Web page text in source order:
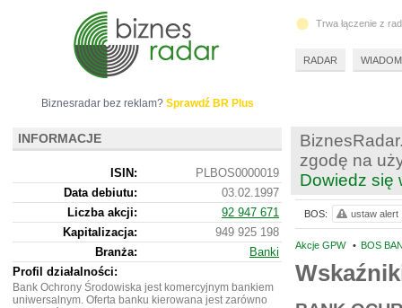
zgodę na
Dowiedz się
Akcje GPW • BOS
BOS: ustaw alert
Biznesradar bez reklam? Sprawdź BR Plus
INFORMACJE
ISIN:
PLBOS0000019
Data debiutu:
03.02.1997
Liczba akcji:
92 947 671
Kapitalizacja:
949 925 198
Branża:
Banki
Profil działalności:
Bank Ochrony Środowiska jest komercyjnym bankiem
uniwersalnym. Oferta banku kierowana jest zarówno
Trwa łączenie z
RADAR